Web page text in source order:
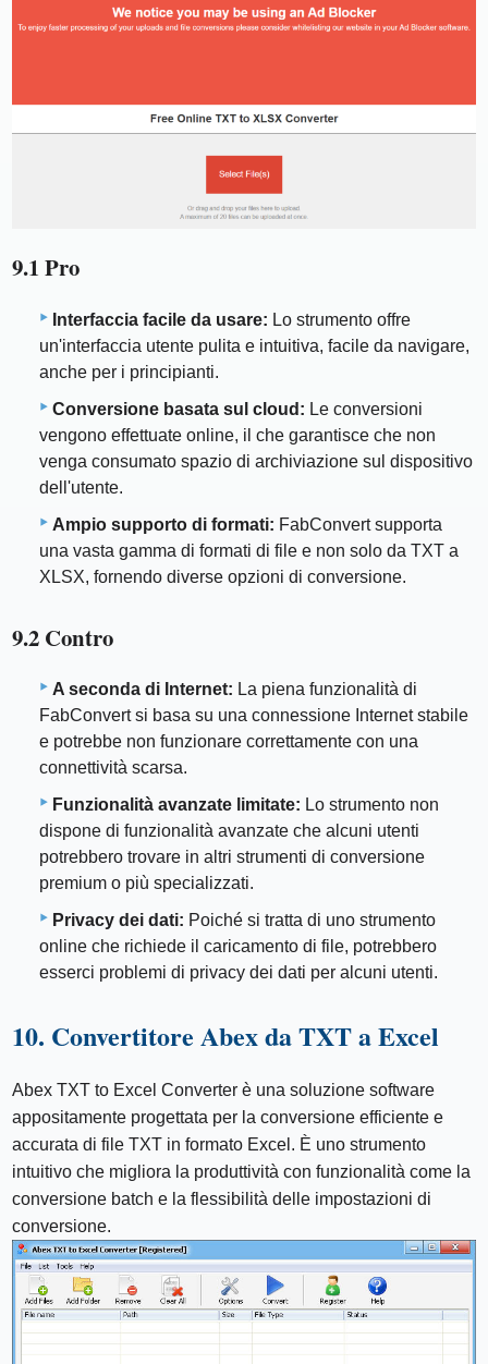
9.1 Pro
Interfaccia facile da usare: Lo strumento offre
un'interfaccia utente pulita e intuitiva, facile da navigare,
anche per i principianti.
Conversione basata sul cloud: Le conversioni
vengono effettuate online, il che garantisce che non
venga consumato spazio di archiviazione sul dispositivo
dell'utente.
Ampio supporto di formati: FabConvert supporta
una vasta gamma di formati di file e non solo da TXT a
XLSX, fornendo diverse opzioni di conversione.
9.2 Contro
A seconda di Internet: La piena funzionalità di
FabConvert si basa su una connessione Internet stabile
e potrebbe non funzionare correttamente con una
connettività scarsa.
Funzionalità avanzate limitate: Lo strumento non
dispone di funzionalità avanzate che alcuni utenti
potrebbero trovare in altri strumenti di conversione
premium o più specializzati.
Privacy dei dati: Poiché si tratta di uno strumento
online che richiede il caricamento di file, potrebbero
esserci problemi di privacy dei dati per alcuni utenti.
10. Convertitore Abex da TXT a Excel
Abex TXT to Excel Converter è una soluzione software
appositamente progettata per la conversione efficiente e
accurata di file TXT in formato Excel. È uno strumento
intuitivo che migliora la produttività con funzionalità come la
conversione batch e la flessibilità delle impostazioni di
conversione.